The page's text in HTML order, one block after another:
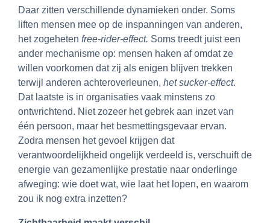
Daar zitten verschillende dynamieken onder. Soms
liften mensen mee op de inspanningen van anderen,
het zogeheten free-rider-effect. Soms treedt juist een
ander mechanisme op: mensen haken af omdat ze
willen voorkomen dat zij als enigen blijven trekken
terwijl anderen achteroverleunen, hetsucker-effect.
Dat laatste is in organisaties vaak minstens zo
ontwrichtend. Niet zozeer het gebrek aan inzet van
één persoon, maar het besmettingsgevaar ervan.
Zodra mensen het gevoel krijgen dat
verantwoordelijkheid ongelijk verdeeld is, verschuift de
energie van gezamenlijke prestatie naar onderlinge
afweging: wie doet wat, wie laat het lopen, en waarom
zou ik nog extra inzetten?